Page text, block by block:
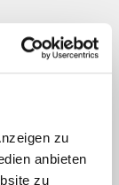
zu
anbieten
zu
der seit